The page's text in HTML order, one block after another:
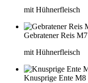
mit Hühnerfleisch
Gebratener Reis M7
mit Hühnerfleisch
Knusprige Ente M8